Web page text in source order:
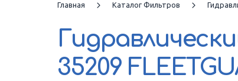
Главная Каталог Фильтров
35209